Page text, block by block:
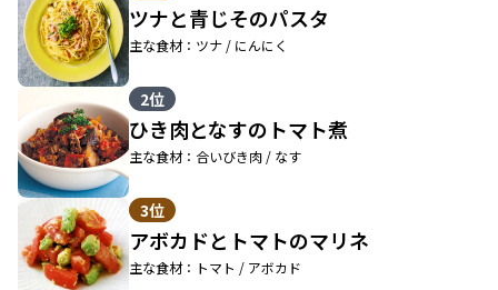
ツナと青じそのパスタ
主な食材：ツナ / にんにく
2位
ひき肉となすのトマト煮
主な食材：合いびき肉 / なす
3位
アボカドとトマトのマリネ
主な食材：トマト / アボカド